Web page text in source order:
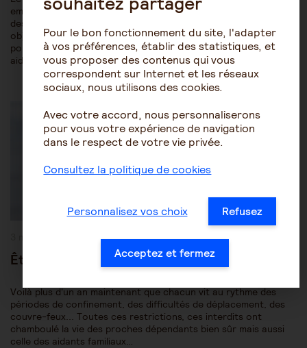
emploi » initiée par AG2R LA MONDIALE, l’Association Française
des Aidants et le Cercle Vulnérabilités et Société avait pour
objectifs de présenter les résultats d’une étude exploratoire
pour identifier les compétences acquises par les proches
aidants durant les situations d’accompagnement, évaluer…
Category:
Être aidant au temps de la Covid-19
Voilà plus d'un an maintenant que chacun vit au rythme des
périodes de confinement, des difficultés de déplacement, des
couvre-feux... Toutes ces restrictions, ces interdits ont
chamboulé la vie des proches dépendants bien sûr mais aussi
celle des aidants familiaux…
Pour le bon fonctionnement du site, l'adapter
à vos préférences, établir des statistiques, et
vous proposer des contenus qui vous
correspondent sur Internet et les réseaux
sociaux, nous utilisons des cookies.
Avec votre accord, nous personnaliserons
pour vous votre expérience de navigation
dans le respect de votre vie privée.
Consultez la politique de cookies
Personnalisez vos choix Refusez
Acceptez et fermez